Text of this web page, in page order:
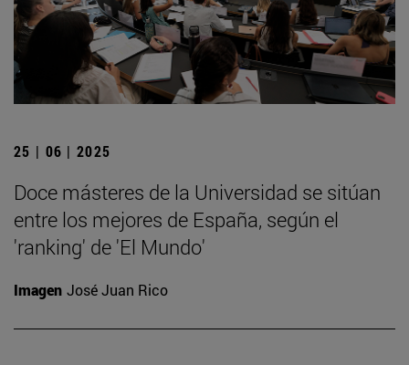
25 | 06 | 2025
Doce másteres de la Universidad se sitúan
entre los mejores de España, según el
'ranking' de 'El Mundo'
Imagen José Juan Rico